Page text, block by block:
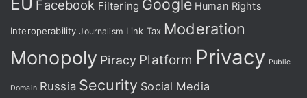
Facebook Filtering Google Human Rights
Interoperability Journalism Link Tax Moderation
Monopoly Piracy Platform Privacy Public
Domain Russia Security Social Media